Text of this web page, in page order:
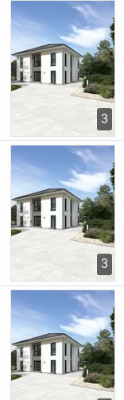
3
3